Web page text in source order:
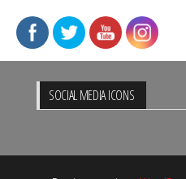
SOCIAL MEDIA ICONS